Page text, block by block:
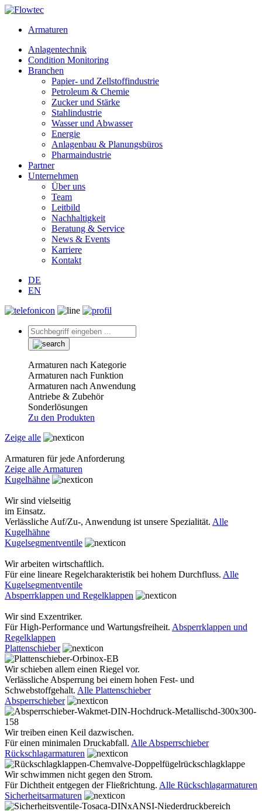
Skip
contentArmaturen
Anlagentechnik
Condition Monitoring
Branchen
Papier- und Zellstoffindustrie
Petroleum & Chemie
Zucker und Stärke
Stahlindustrie
Wasser und Abwasser
Energie
Anlagenbau & Planungsbüros
Pharmaindustrie
Partner
Unternehmen
Über uns
Team
Leitbild
Nachhaltigkeit
Beratung & Service
News & Events
Karriere
Kontakt
DE
EN
Armaturen nach Kategorie
Armaturen nach Funktion
Armaturen nach Anwendung
Antriebe & Zubehör
Sonderlösungen
Zu den Produkten
Zeige alle
Armaturen für jede Anforderung
Zeige alle Armaturen
Kugelhähne
Wir sind vielseitig
im Einsatz.
Verlässliche Auf/Zu-, Anwendung ist unsere Spezialität. Alle
Kugelhähne
Kugelsegmentventile
Wir arbeiten wirtschaftlich.
Für eine lineare Regelcharakteristik bei hohem Durchfluss. Alle
Kugelsegmentventile
Absperrklappen und Regelklappen
Wir sind Exzentriker.
Für High-Performance und Wartungsfreiheit. Absperrklappen und
Regelklappen
Plattenschieber
Wir schieben allem einen Riegel vor.
Verlässliche Absperrung bei einem hohen Fest- und
Schwebstoffgehalt. Alle Plattenschieber
Absperrschieber
Wir treiben einen Keil dazwischen.
Für einen minimalen Druckabfall. Alle Absperrschieber
Rückschlagarmaturen
Wir schwimmen nicht gegen den Strom.
Für Dichtheit entgegen der Fließrichtung. Alle Rückschlagarmaturen
Sicherheitsarmaturen